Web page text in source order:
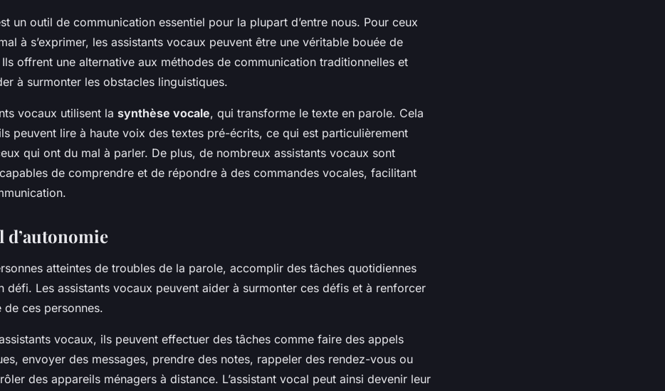
un outil de communication essentiel pour la plupart d’entre nous. Pour ceux
à s’exprimer, les assistants vocaux peuvent être une véritable bouée de
offrent une alternative aux méthodes de communication traditionnelles et
à surmonter les obstacles linguistiques.
vocaux utilisent la synthèse vocale, qui transforme le texte en parole. Cela
peuvent lire à haute voix des textes pré-écrits, ce qui est particulièrement
qui ont du mal à parler. De plus, de nombreux assistants vocaux sont
de comprendre et de répondre à des commandes vocales, facilitant
atteintes de troubles de la parole, accomplir des tâches quotidiennes
défi. Les assistants vocaux peuvent aider à surmonter ces défis et à renforcer
de ces personnes.
vocaux, ils peuvent effectuer des tâches comme faire des appels
envoyer des messages, prendre des notes, rappeler des rendez-vous ou
des appareils ménagers à distance. L’assistant vocal peut ainsi devenir leur